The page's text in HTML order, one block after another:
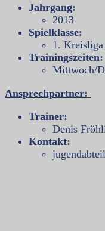
Jahrgang:
2013
Spielklasse:
1. Kreisliga
Trainingszeiten:
Mittwoch/
Ansprechpartner:
Trainer:
Denis
Kontakt: